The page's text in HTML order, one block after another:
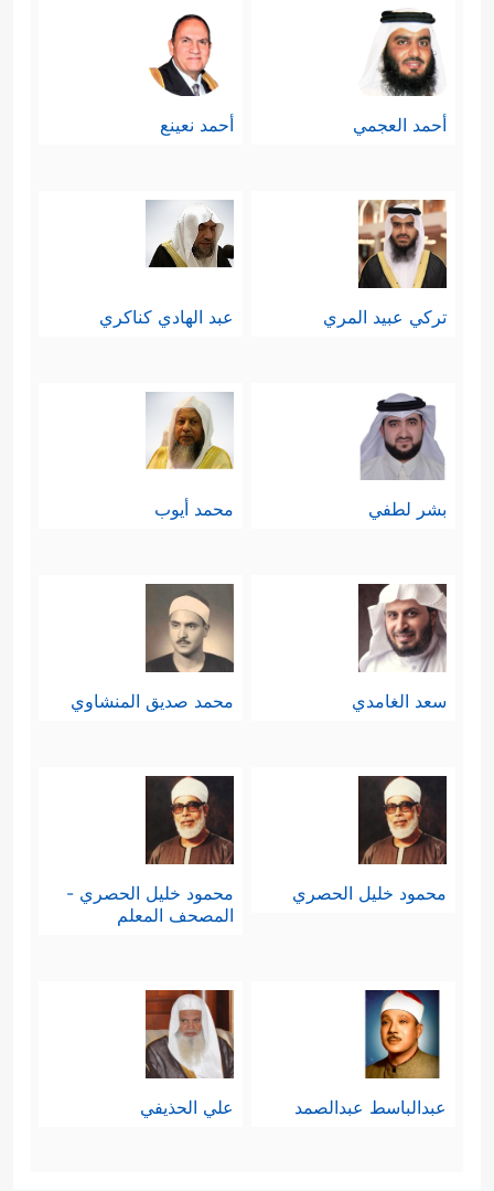
أحمد العجمي أحمد نعينع
تركي عبيد المري عبد الهادي كناكري
بشر لطفي محمد أيوب
سعد الغامدي محمد صديق المنشاوي
محمود خليل الحصري
محمود خليل الحصري -
المصحف المعلم
عبدالباسط عبدالصمد علي الحذيفي